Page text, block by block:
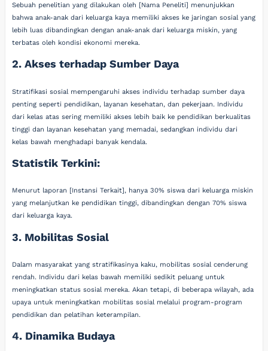
Sebuah penelitian yang dilakukan oleh [Nama Peneliti] menunjukkan
bahwa anak-anak dari keluarga kaya memiliki akses ke jaringan sosial yang
lebih luas dibandingkan dengan anak-anak dari keluarga miskin, yang
terbatas oleh kondisi ekonomi mereka.
2. Akses terhadap Sumber Daya
Stratifikasi sosial mempengaruhi akses individu terhadap sumber daya
penting seperti pendidikan, layanan kesehatan, dan pekerjaan. Individu
dari kelas atas sering memiliki akses lebih baik ke pendidikan berkualitas
tinggi dan layanan kesehatan yang memadai, sedangkan individu dari
kelas bawah menghadapi banyak kendala.
Statistik Terkini:
Menurut laporan [Instansi Terkait], hanya 30% siswa dari keluarga miskin
yang melanjutkan ke pendidikan tinggi, dibandingkan dengan 70% siswa
dari keluarga kaya.
3. Mobilitas Sosial
Dalam masyarakat yang stratifikasinya kaku, mobilitas sosial cenderung
rendah. Individu dari kelas bawah memiliki sedikit peluang untuk
meningkatkan status sosial mereka. Akan tetapi, di beberapa wilayah, ada
upaya untuk meningkatkan mobilitas sosial melalui program-program
pendidikan dan pelatihan keterampilan.
4. Dinamika Budaya